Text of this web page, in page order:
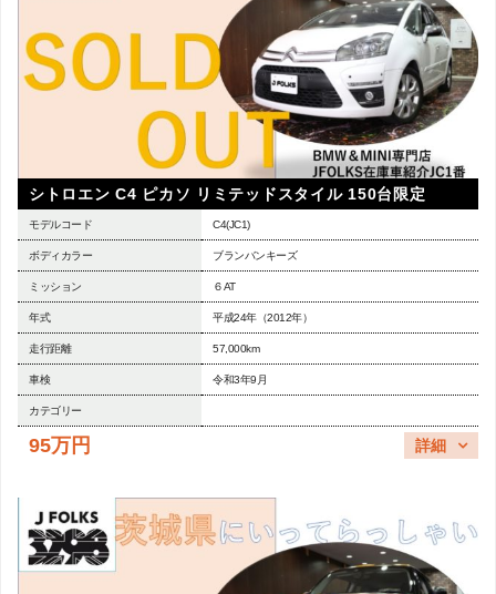
シトロエン C4 ピカソ リミテッドスタイル 150台限定
モデルコード C4(JC1)
ボディカラー ブランバンキーズ
ミッション ６AT
年式 平成24年（2012年）
走行距離 57,000km
車検 令和3年9月
カテゴリー
95万円 詳細